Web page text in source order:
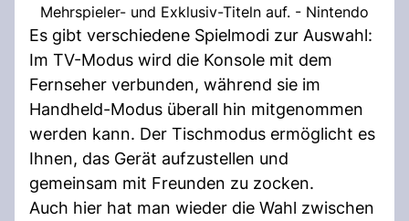
Mehrspieler- und Exklusiv-Titeln auf. - Nintendo
Es gibt verschiedene Spielmodi zur Auswahl:
Im TV-Modus wird die Konsole mit dem
Fernseher verbunden, während sie im
Handheld-Modus überall hin mitgenommen
werden kann. Der Tischmodus ermöglicht es
Ihnen, das Gerät aufzustellen und
gemeinsam mit Freunden zu zocken.
Auch hier hat man wieder die Wahl zwischen